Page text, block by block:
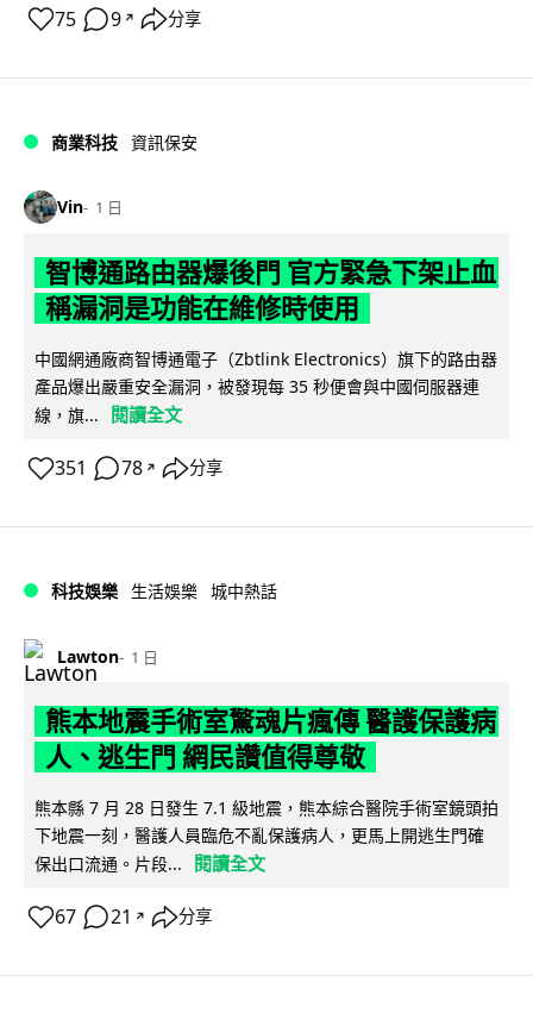
75 9 ↗ 分享
商業科技 資訊保安
Vin 1 日
智博通路由器爆後門 官方緊急下架止血
稱漏洞是功能在維修時使用
中國網通廠商智博通電子（Zbtlink Electronics）旗下的路由器
產品爆出嚴重安全漏洞，被發現每 35 秒便會與中國伺服器連
線，旗...
閱讀全文
351 78 ↗ 分享
科技娛樂 生活娛樂 城中熱話
Lawton 1 日
熊本地震手術室驚魂片瘋傳 醫護保護病
人、逃生門 網民讚值得尊敬
熊本縣 7 月 28 日發生 7.1 級地震，熊本綜合醫院手術室鏡頭拍
下地震一刻，醫護人員臨危不亂保護病人，更馬上開逃生門確
保出口流通。片段...
閱讀全文
67 21 ↗ 分享